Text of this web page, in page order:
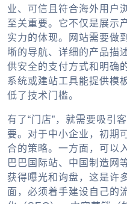
业、可信且符合海外用户
至关重要。它不仅是展示
实力的体现。网站需要做
晰的导航、详细的产品描
供安全的支付方式和明确
系统或建站工具能提供模
低了技术门槛。
有了“门店”，就需要吸引
要。对于中小企业，初期
合的策略。一方面，可以
巴巴国际站、中国制造网
获得曝光和询盘，这是许
面，必须着手建设自己的